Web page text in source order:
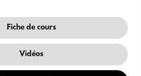
Fiche de cours
Vidéos